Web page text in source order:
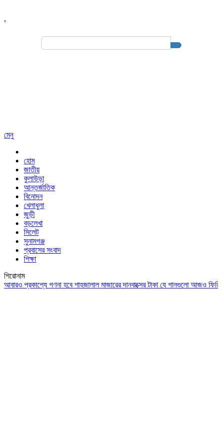
,
Search
মেনু
হোম
জাতীয়
কুলাউড়া
আন্তর্জাতিক
বিনোদন
খেলাধুলা
জুড়ী
বড়লেখা
সিলেট
সুনামগঞ্জ
প্রবাসের সংবাদ
শিক্ষা
শিরোনাম
প্রকাশ্যে গণনা হবে শাহজালাল মাজারের দানবাক্সের টাকাযে গানগুলো আজও ফিরিয়ে নেয়